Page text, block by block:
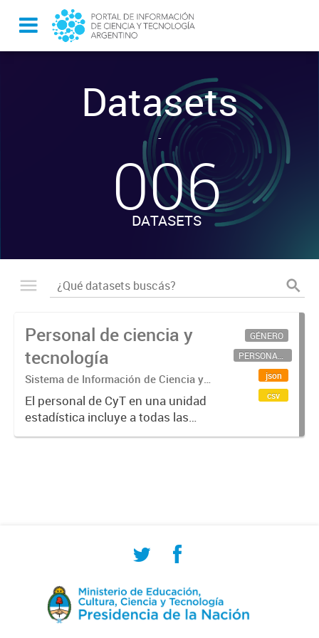
Datasets
-
006
DATASETS
Personal de ciencia y
tecnología
Sistema de Información de Ciencia y
Tecnología Argentino (SICYTAR)
El personal de CyT en una unidad
estadística incluye a todas las
personas involucradas
GÉNERO
PERSONAL CIENTÍFICO-TECNOLÓGICO
json
csv